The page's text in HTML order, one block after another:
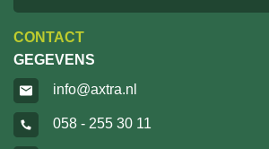
CONTACT
GEGEVENS
info@axtra.nl
058 - 255 30 11